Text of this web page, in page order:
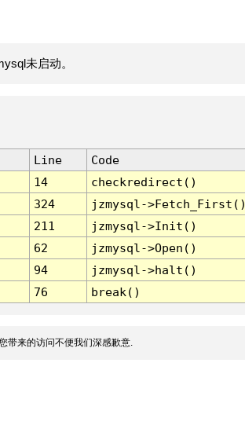
未启动。
Line
Code
14
checkredirect()
324
jzmysql-
211
jzmysql->Init()
62
jzmysql->Open()
94
jzmysql->halt()
76 break()
带来的访问不便我们深感歉意.